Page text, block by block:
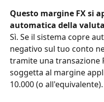
Questo margine FX si
automatica della
Sì. Se il sistema copre
negativo sul tuo conto
tramite una transazione
soggetta al margine
10.000 (o all'equivalente).